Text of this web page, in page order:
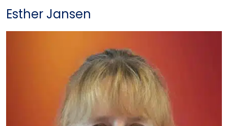
Esther Jansen